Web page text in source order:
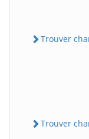
Trouver
Trouver